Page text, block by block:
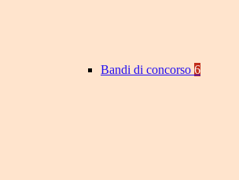
Bandi di concorso 6